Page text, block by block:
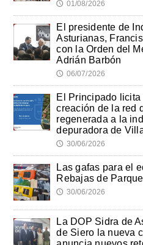
🕔 01/08/2026
El presidente de
Asturianas,
con la Orden del
Adrián Barbón
🕔 06/07/2026
El Principado
creación de la red
regenerada a la
depuradora de
🕔 30/06/2026
Las gafas para el
Rebajas de
🕔 30/06/2026
La DOP Sidra de
de Siero la nueva